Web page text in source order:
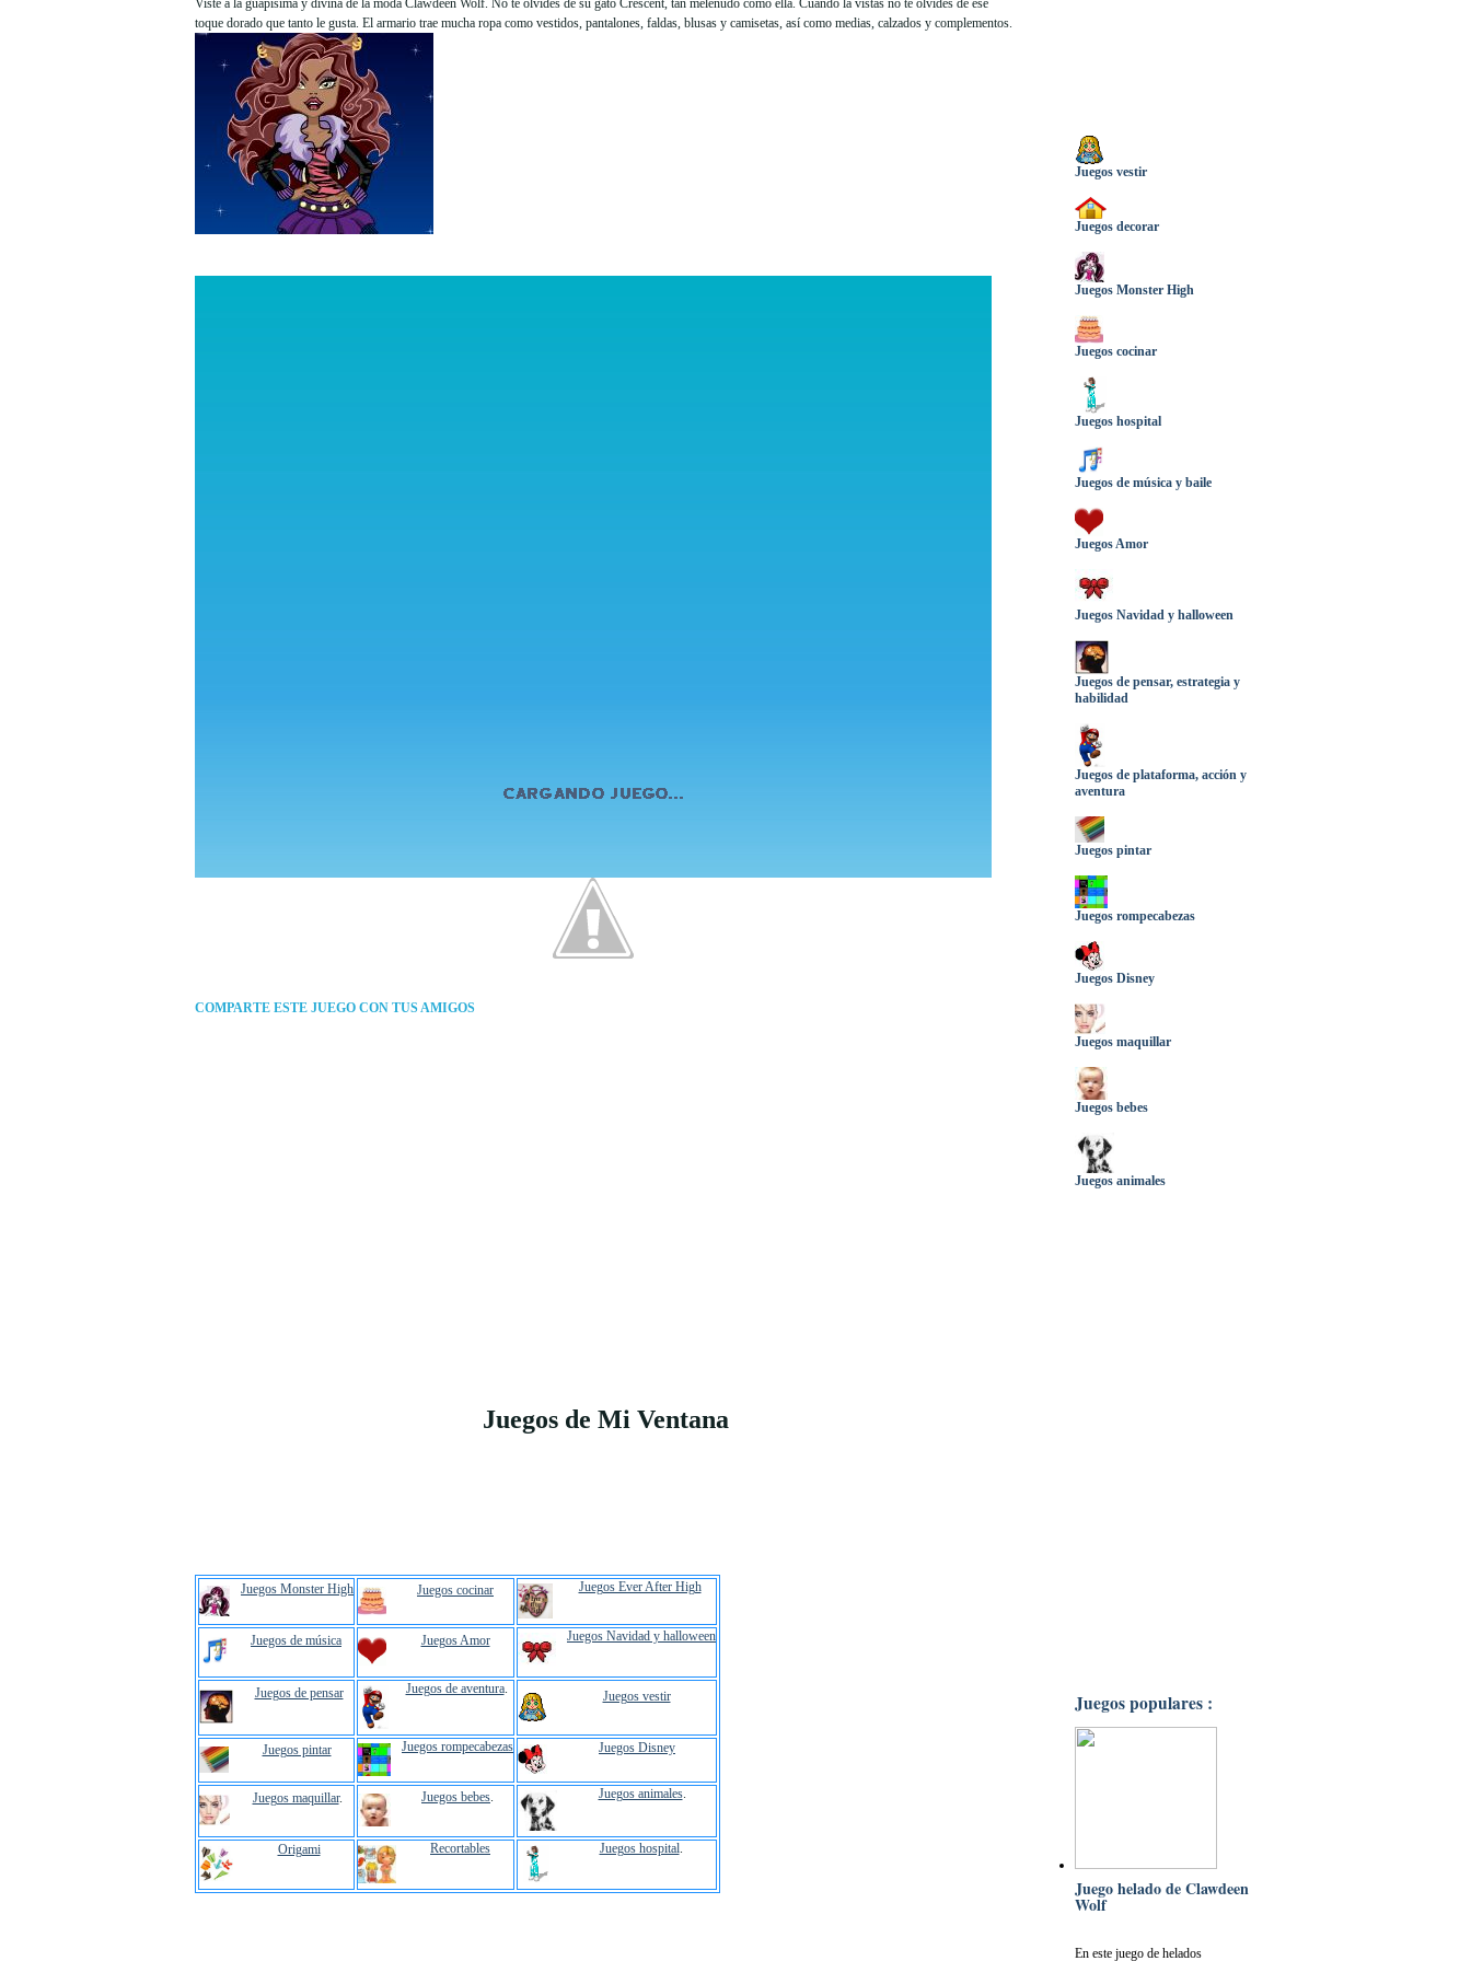
Viste a la guapísima y divina de la moda Clawdeen Wolf. No te olvides de su gato Crescent, tan melenudo como ella. Cuando la vistas no te olvides de ese
toque dorado que tanto le gusta. El armario trae mucha ropa como vestidos, pantalones, faldas, blusas y camisetas, así como medias, calzados y complementos.
COMPARTE ESTE JUEGO CON TUS AMIGOS
Juegos de Mi Ventana
Juegos Monster High Juegos cocinar Juegos Ever After High
Juegos de música Juegos Amor Juegos Navidad y halloween
Juegos de pensar Juegos de aventura. Juegos vestir
Juegos pintar Juegos rompecabezas Juegos Disney
Juegos maquillar. Juegos bebes. Juegos animales.
Origami Recortables Juegos hospital.
Juegos vestir
Juegos decorar
Juegos Monster High
Juegos cocinar
Juegos hospital
Juegos de música y baile
Juegos Amor
Juegos Navidad y halloween
Juegos de pensar, estrategia y
habilidad
Juegos de plataforma, acción y
aventura
Juegos pintar
Juegos rompecabezas
Juegos Disney
Juegos maquillar
Juegos bebes
Juegos animales
Juegos populares :
Juego helado de Clawdeen
Wolf
En este juego de helados